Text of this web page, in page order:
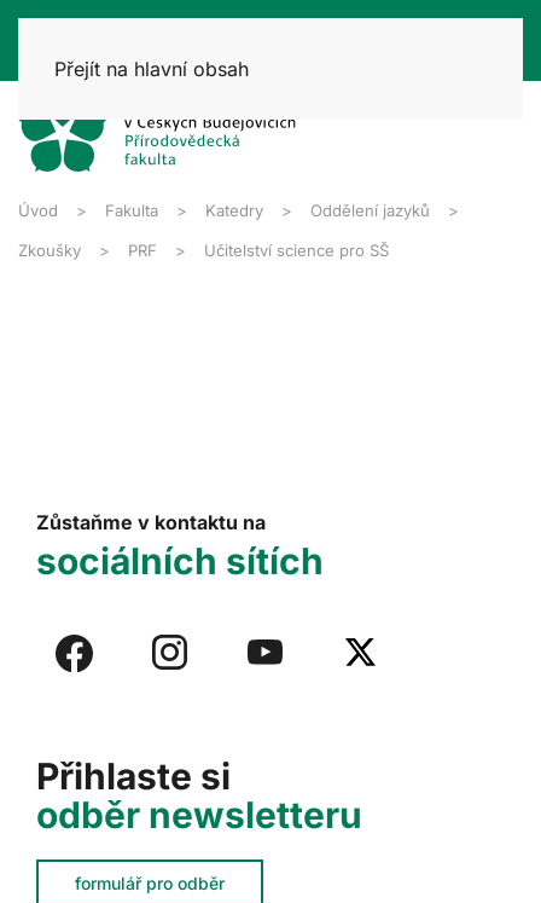
Přejít na hlavní obsah
Úvod Fakulta Katedry Oddělení jazyků
Zkoušky PRF Učitelství science pro SŠ
Přihlaste si
odběr newsletteru
formulář pro odběr
Zůstaňme v kontaktu na
sociálních sítích